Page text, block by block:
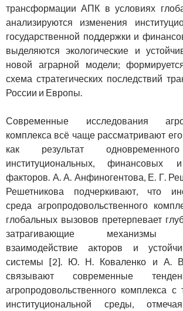
трансформации АПК в условиях
анализируются изменения
государственной поддержки и
выделяются экологические и
новой аграрной модели;
схема стратегических последствий
России и Европы.
Современные исследования
комплекса всё чаще рассматривают
как результат
институциональных, финансовых и
факторов. А. А. Анфиногентова, Е. Г.
Решетникова подчеркивают, что
среда агропродовольственного
глобальных вызовов претерпевает
затрагивающие механизмы
взаимодействие акторов и
системы [2]. Ю. Н. Коваленко и А. В.
связывают современные
агропродовольственного комплекса
институциональной среды,